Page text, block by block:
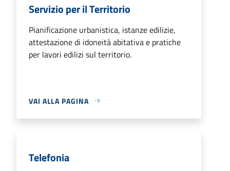
Servizio per il Territorio
Pianificazione urbanistica, istanze edilizie,
attestazione di idoneità abitativa e pratiche
per lavori edilizi sul territorio.
VAI ALLA PAGINA
Telefonia